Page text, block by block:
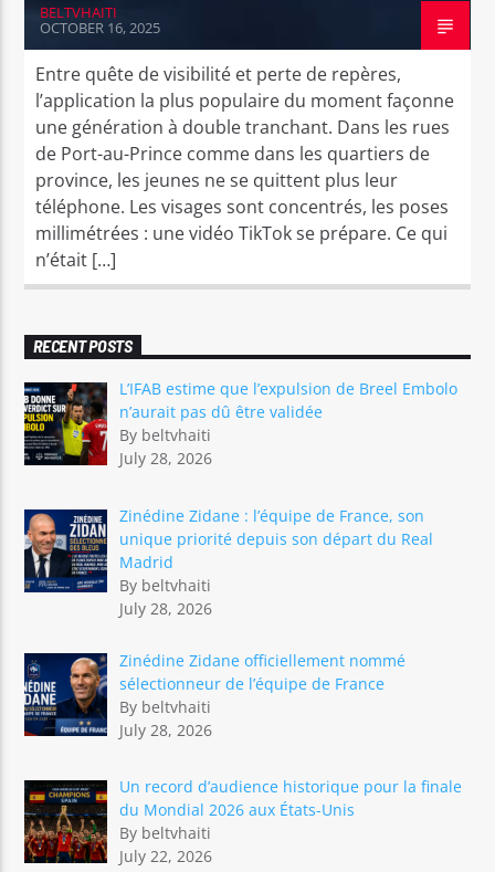
BELTVHAITI
OCTOBER 16, 2025
Entre quête de visibilité et perte de repères,
l’application la plus populaire du moment façonne
une génération à double tranchant. Dans les rues
de Port-au-Prince comme dans les quartiers de
province, les jeunes ne se quittent plus leur
téléphone. Les visages sont concentrés, les poses
millimétrées : une vidéo TikTok se prépare. Ce qui
n’était […]
RECENT POSTS
L’IFAB estime que l’expulsion de Breel Embolo
n’aurait pas dû être validée
By beltvhaiti
July 28, 2026
Zinédine Zidane : l’équipe de France, son
unique priorité depuis son départ du Real
Madrid
By beltvhaiti
July 28, 2026
Zinédine Zidane officiellement nommé
sélectionneur de l’équipe de France
By beltvhaiti
July 28, 2026
Un record d’audience historique pour la finale
du Mondial 2026 aux États-Unis
By beltvhaiti
July 22, 2026